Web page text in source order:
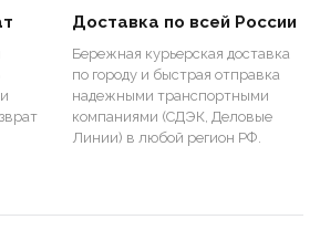
Доставка по всей России
Бережная курьерская доставка
по городу и быстрая отправка
надежными транспортными
компаниями (СДЭК, Деловые
Линии) в любой регион РФ.